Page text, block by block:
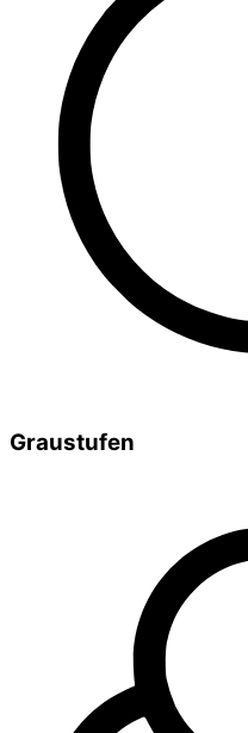
Graustufen